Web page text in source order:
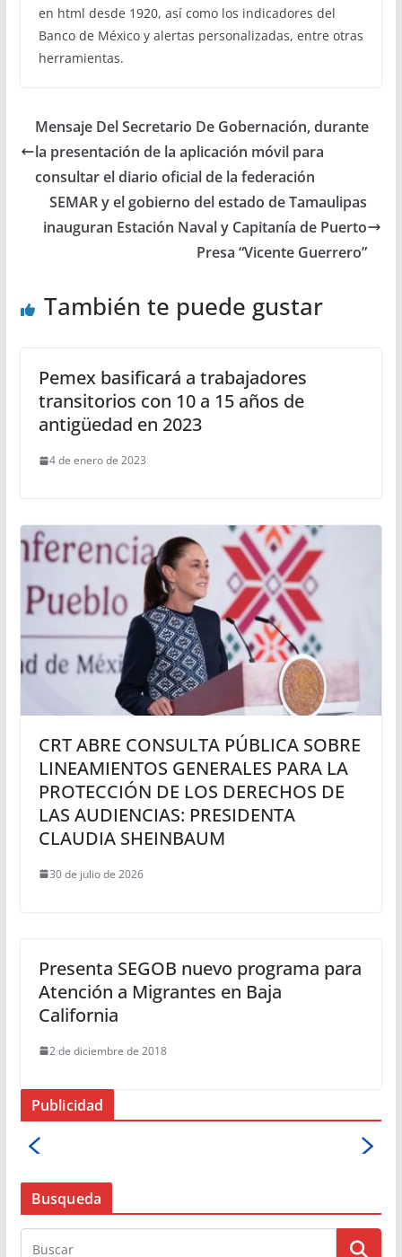
en html desde 1920, así como los indicadores del
Banco de México y alertas personalizadas, entre otras
herramientas.
Mensaje Del Secretario De Gobernación, durante
la presentación de la aplicación móvil para
consultar el diario oficial de la federación
SEMAR y el gobierno del estado de Tamaulipas
inauguran Estación Naval y Capitanía de Puerto
Presa “Vicente Guerrero”
También te puede gustar
Pemex basificará a trabajadores
transitorios con 10 a 15 años de
antigüedad en 2023
4 de enero de 2023
CRT ABRE CONSULTA PÚBLICA SOBRE
LINEAMIENTOS GENERALES PARA LA
PROTECCIÓN DE LOS DERECHOS DE
LAS AUDIENCIAS: PRESIDENTA
CLAUDIA SHEINBAUM
30 de julio de 2026
Presenta SEGOB nuevo programa para
Atención a Migrantes en Baja
California
2 de diciembre de 2018
Publicidad